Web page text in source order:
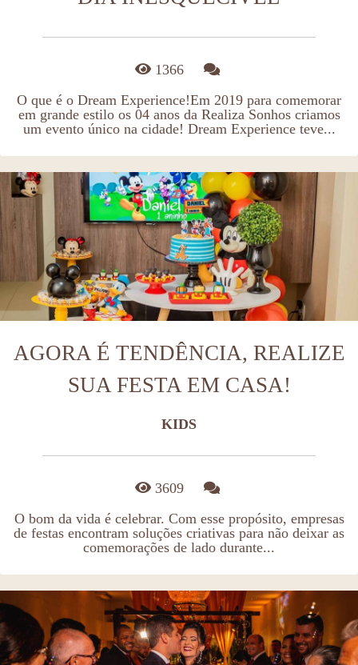
1366
O que é o Dream Experience!Em 2019 para comemorar
em grande estilo os 04 anos da Realiza Sonhos criamos
um evento único na cidade! Dream Experience teve...
AGORA É TENDÊNCIA, REALIZE
SUA FESTA EM CASA!
KIDS
3609
O bom da vida é celebrar. Com esse propósito, empresas
de festas encontram soluções criativas para não deixar as
comemorações de lado durante...